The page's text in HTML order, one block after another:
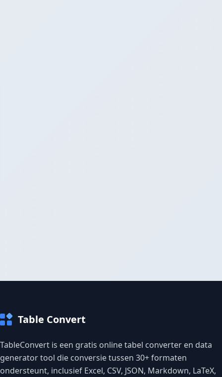
Table Convert
TableConvert is een gratis online tabel converter en data
generator tool die conversie tussen 30+ formaten
ondersteunt, inclusief Excel, CSV, JSON, Markdown, LaTeX,